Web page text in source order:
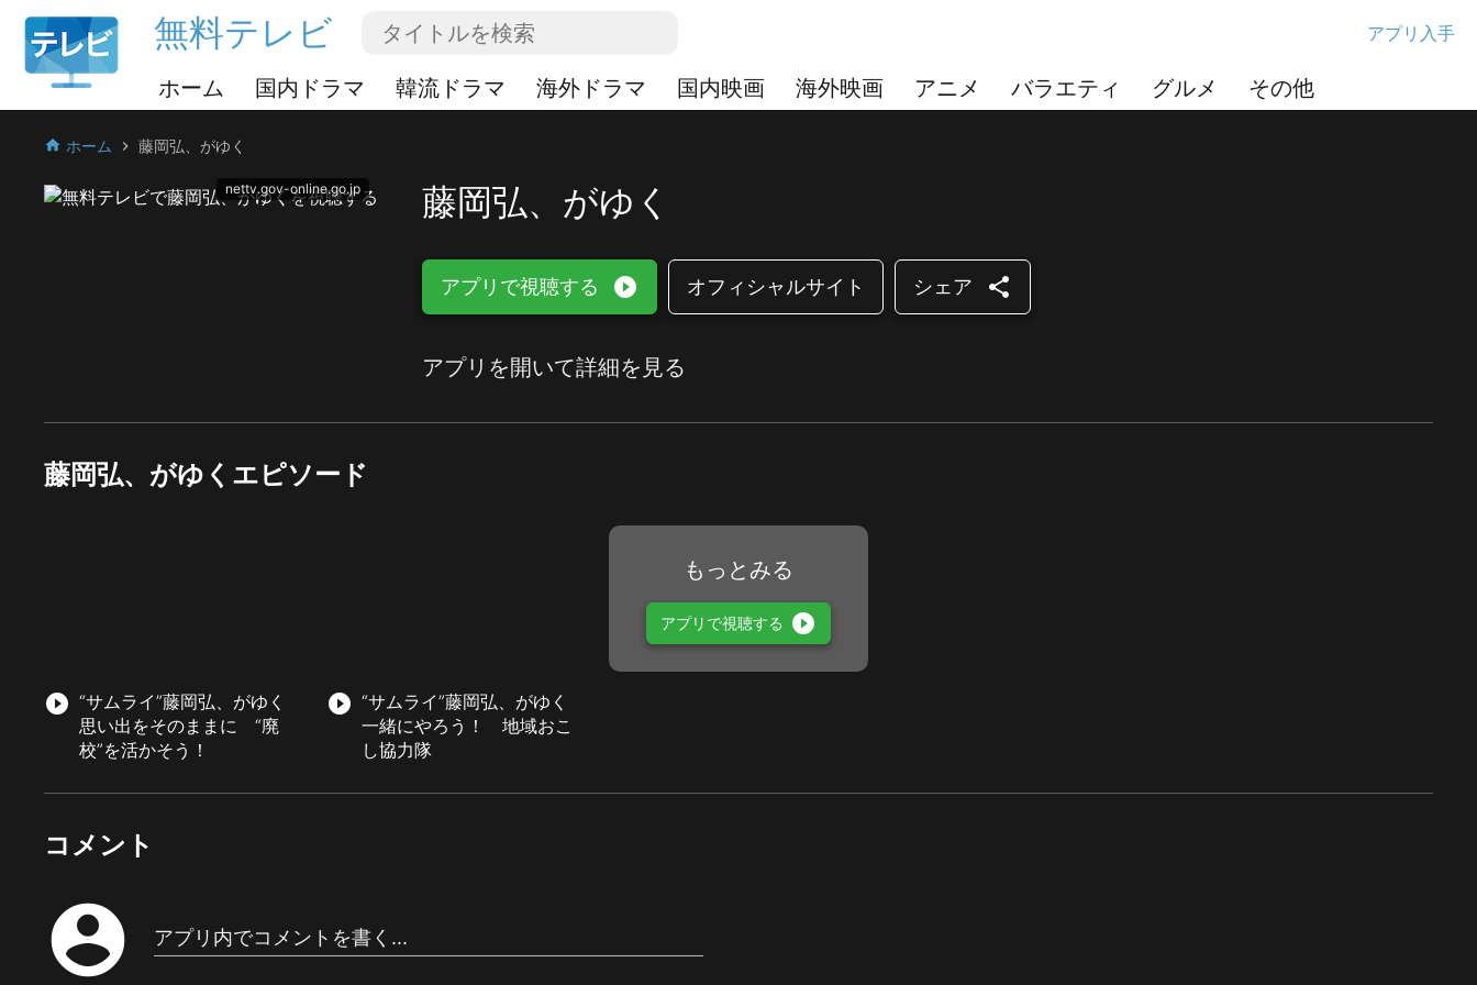
無料テレビ アプリ入手
ホーム 国内ドラマ 韓流ドラマ 海外ドラマ 国内映画 海外映画 アニメ バラエティ グルメ その他
home ホーム chevron_right 藤岡弘、がゆく
nettv.gov-online.go.jp 藤岡弘、がゆく
アプリで視聴する play_circle_filled オフィシャルサイト シェア share
アプリを開いて詳細を見る
藤岡弘、がゆくエピソード
play_circle_filled “サムライ”藤岡弘、がゆく
思い出をそのままに “廃
校”を活かそう！
play_circle_filled “サムライ”藤岡弘、がゆく
一緒にやろう！ 地域おこ
し協力隊
もっとみる
アプリで視聴する play_circle_filled
コメント
account_circle アプリ内でコメントを書く...